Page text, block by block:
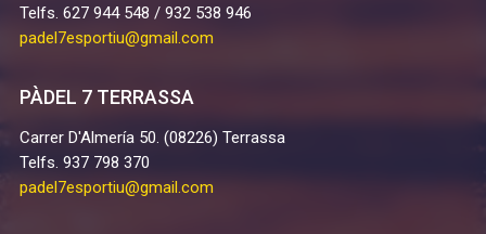
Telfs. 627 944 548 / 932 538 946
padel7esportiu@gmail.com
PÀDEL 7 TERRASSA
Carrer D'Almería 50. (08226) Terrassa
Telfs. 937 798 370
padel7esportiu@gmail.com